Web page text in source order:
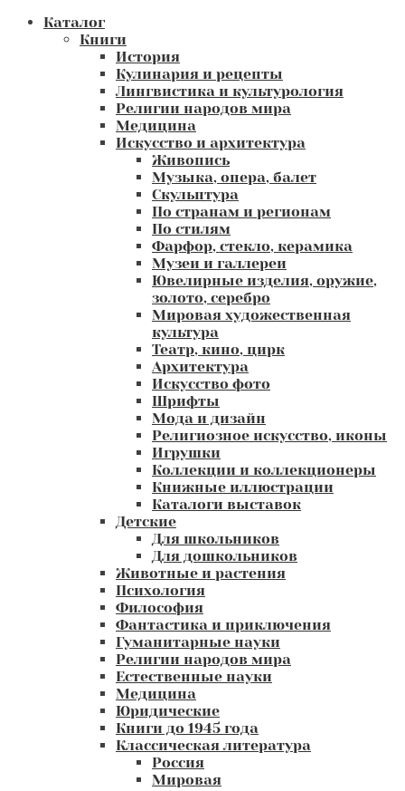
Каталог
Книги
История
Кулинария и рецепты
Лингвистика и культурология
Религии народов мира
Медицина
Искусство и архитектура
Живопись
Музыка, опера, балет
Скульптура
По странам и регионам
По стилям
Фарфор, стекло, керамика
Музеи и галлереи
Ювелирные изделия, оружие,
золото, серебро
Мировая художественная
культура
Театр, кино, цирк
Архитектура
Искусство фото
Шрифты
Мода и дизайн
Религиозное искусство, иконы
Игрушки
Коллекции и коллекционеры
Книжные иллюстрации
Каталоги выставок
Детские
Для школьников
Для дошкольников
Животные и растения
Психология
Философия
Фантастика и приключения
Гуманитарные науки
Религии народов мира
Естественные науки
Медицина
Юридические
Книги до 1945 года
Классическая литература
Россия
Мировая